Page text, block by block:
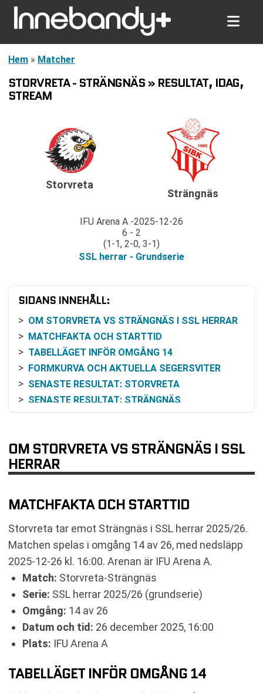
Hem » Matcher
STORVRETA - STRÄNGNÄS » RESULTAT, IDAG,
STREAM
Storvreta
IFU Arena A 2025-12-26
6 - 2
(1-1, 2-0, 3-1)
SSL herrar - Grundserie
Strängnäs
SIDANS INNEHÅLL:
OM STORVRETA VS STRÄNGNÄS I SSL HERRAR
MATCHFAKTA OCH STARTTID
TABELLÄGET INFÖR OMGÅNG 14
FORMKURVA OCH AKTUELLA SEGERSVITER
SENASTE RESULTAT: STORVRETA
SENASTE RESULTAT: STRÄNGNÄS
SÅ FÖLJER DU MATCHEN PÅ TV OCH ONLINE
KOMMANDE MATCHER EFTER OMGÅNG 14
TABELL
KOMMANDE MATCHER STORVRETA
RELATERADE NYHETER
OM STORVRETA VS STRÄNGNÄS I SSL
HERRAR
MATCHFAKTA OCH STARTTID
Storvreta tar emot Strängnäs i SSL herrar 2025/26.
Matchen spelas i omgång 14 av 26, med nedsläpp
2025-12-26 kl. 16:00. Arenan är IFU Arena A.
Match: Storvreta-Strängnäs
Serie: SSL herrar 2025/26 (grundserie)
Omgång: 14 av 26
Datum och tid: 26 december 2025, 16:00
Plats: IFU Arena A
TABELLÄGET INFÖR OMGÅNG 14